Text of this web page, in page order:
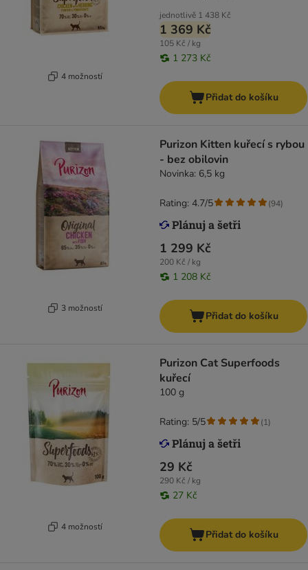
4 možností
jednotlivě 1 438 Kč
1 369 Kč
105 Kč / kg
1 273 Kč
Přidat do košíku
3 možností
Purizon Kitten kuřecí s rybou
- bez obilovin
Novinka: 6,5 kg
1 299 Kč
200 Kč / kg
1 208 Kč
Rating: 4.7/5 (94)
Přidat do košíku
4 možností
Purizon Cat Superfoods
kuřecí
100 g
29 Kč
290 Kč / kg
27 Kč
Rating: 5/5 (1)
Přidat do košíku